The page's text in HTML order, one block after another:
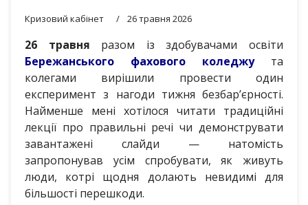
Кризовий кабінет 26 травня 2026
26 травня разом із здобувачами освіти
Бережанського фахового коледжута
колегами вирішили провести один
експеримент з нагоди тижня безбар’єрності.
Найменше мені хотілося читати традиційні
лекції про правильні речі чи демонструвати
завантажені слайди — натомість
запропонував усім спробувати, як живуть
люди, котрі щодня долають невидимі для
більшості перешкоди.